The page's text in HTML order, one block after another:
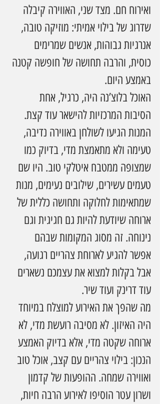
ואירוח חם. מצד שני, האווירה קיבלה
שדרוג של בילוי אמיתי: מוזיקה טובה,
אנרגיות גבוהות, אנשים שמרימים
כוסית, והרבה תחושה של חופשה קטנה
באמצע היום.
האוכל בלוצ’נה היה, כרגיל, אחת
הסיבות המרכזיות להישאר עוד קצת.
המנות הגיעו לשולחן באווירה נדיבה,
טעימה ולא מתאמצת מדי, בדיוק כמו
שמצופה ממטבח איטלקי טוב. היו שם
טעמים עשירים, שילובים נעימים, מנות
שמתאימות לחלוקה ותחושה כללית של
ארוחה שיודעת להיות גם חגיגית וגם
נינוחה. זה מסוג המקומות שבהם
אפשר להגיע לארוחת צהריים רגועה,
אבל בקלות למצוא את עצמכם נשארים
עוד דרינק ועוד שיר.
מה שהפך את האירוע למוצלח במיוחד
היה האיזון. לא מסיבה רועשת מדי, לא
ארוחה שקטה מדי, אלא בדיוק האמצע
הנכון: בילוי צהריים עם קצב, אוכל טוב
ואווירה שמחה. ההופעות של קדמון
ושרון עטר הוסיפו לאירוע הרבה חיות,